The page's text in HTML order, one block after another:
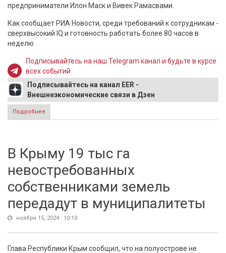
предприниматели Илон Маск и Вивек Рамасвами.
Как сообщает РИА Новости, среди требований к сотрудникам -
сверхвысокий IQ и готовность работать более 80 часов в
неделю
Подписывайтесь на наш Telegram канал и будьте в курсе
всех событий
Подписывайтесь на канал EER -
Внешнеэкономические связи в Дзен
Подробнее
по 80 часов в неделю
В Крыму 19 тыс га
невостребованных
собственниками земель
передадут в муниципалитеты
ноября 15, 2024 - 10:10
Глава Республики Крым сообщил, что на полуострове не